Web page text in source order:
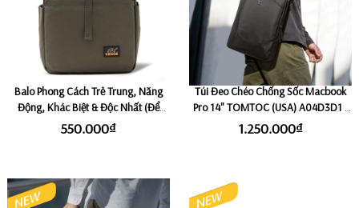
Balo Phong Cách Trẻ Trung, Năng
Động, Khác Biệt & Độc Nhất (Để
được Laptop 14") KMORE SCARLLET
550.000₫
Túi Đeo Chéo Chống Sốc Macbook
Pro 14" TOMTOC (USA) A04D3D1 -
Black
1.250.000₫